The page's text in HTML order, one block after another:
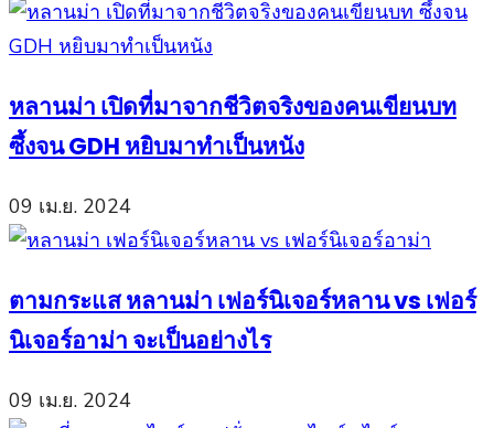
หลานม่า เปิดที่มาจากชีวิตจริงของคนเขียนบท
ซึ้งจน GDH หยิบมาทำเป็นหนัง
09 เม.ย. 2024
ตามกระแส หลานม่า เฟอร์นิเจอร์หลาน vs เฟอร์
นิเจอร์อาม่า จะเป็นอย่างไร
09 เม.ย. 2024